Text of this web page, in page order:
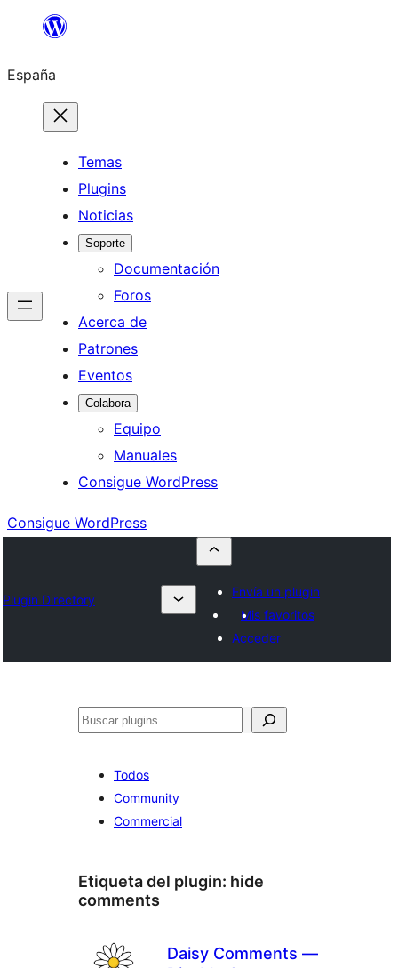
Saltar
contenido
España
Temas
Plugins
Noticias
Soporte
Documentación
Foros
Acerca de
Patrones
Eventos
Colabora
Equipo
Manuales
Consigue WordPress
Consigue WordPress
Plugin Directory
Envía un plugin
Mis favoritos
Acceder
Buscar
Todos
Community
Commercial
Etiqueta del plugin: hide
comments
Daisy Comments —